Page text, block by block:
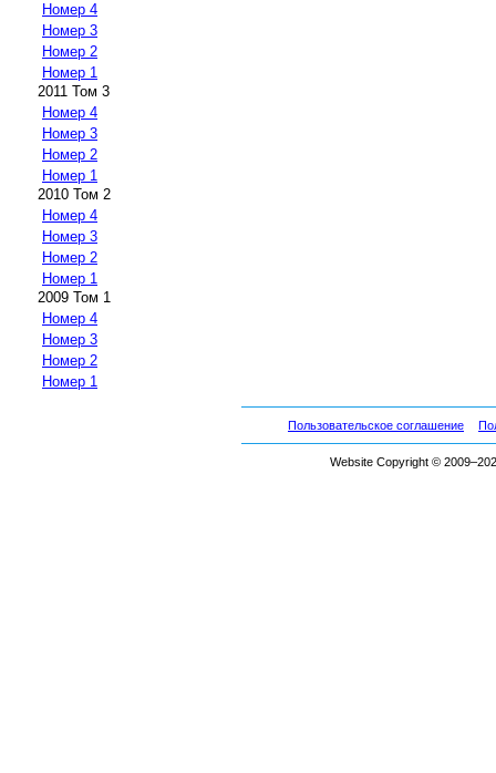
Номер 4
Номер 3
Номер 2
Номер 1
2011 Том 3
Номер 4
Номер 3
Номер 2
Номер 1
2010 Том 2
Номер 4
Номер 3
Номер 2
Номер 1
2009 Том 1
Номер 4
Номер 3
Номер 2
Номер 1
Пользовательское соглашение
Website Copyright ©